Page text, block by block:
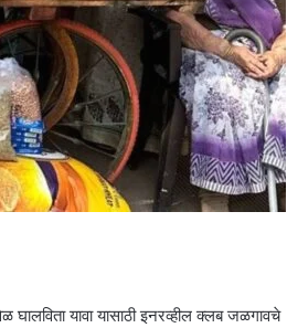
घालविता यावा यासाठी इनरव्हील क्लब जळगावचे